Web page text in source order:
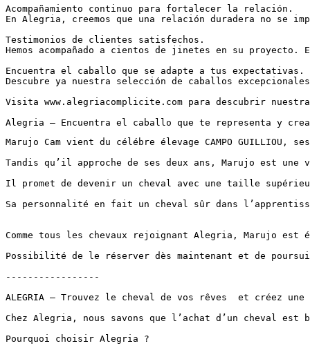
Acompañamiento continuo para fortalecer la relación.
En Alegria, creemos que una relación duradera no se
Testimonios de clientes satisfechos.
Hemos acompañado a cientos de jinetes en su
Encuentra el caballo que se adapte a tus expectativas.
Descubre ya nuestra selección de caballos
Visita www.alegriacomplicite.com para descubrir
Alegria – Encuentra el caballo que te representa y
Marujo Cam vient du célébre élevage CAMPO
Tandis qu’il approche de ses deux ans, Marujo est
Il promet de devenir un cheval avec une taille
Sa personnalité en fait un cheval sûr dans
Comme tous les chevaux rejoignant Alegria, Marujo
Possibilité de le réserver dès maintenant et de
-----------------
ALEGRIA – Trouvez le cheval de vos rêves  et créez
Chez Alegria, nous savons que l’achat d’un cheval
Pourquoi choisir Alegria ?